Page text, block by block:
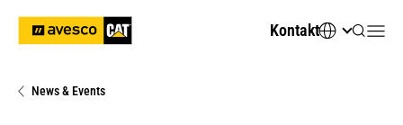
Kontakt
News & Events